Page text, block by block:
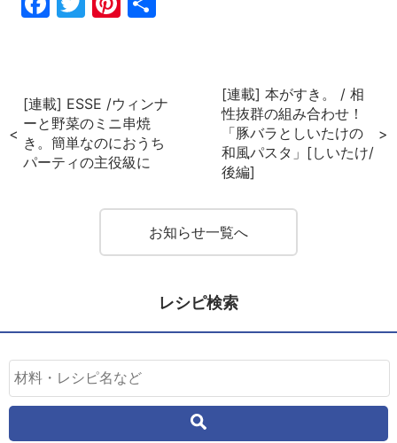
[連載] ESSE /ウィンナ
ーと野菜のミニ串焼
き。簡単なのにおうち
パーティの主役級に
[連載] 本がすき。 / 相
性抜群の組み合わせ！
「豚バラとしいたけの
和風パスタ」[しいたけ/
後編]
お知らせ一覧へ
レシピ検索